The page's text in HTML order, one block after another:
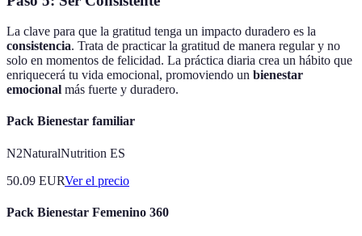
La clave para que la gratitud tenga un impacto duradero es la
consistencia. Trata de practicar la gratitud de manera regular y no
solo en momentos de felicidad. La práctica diaria crea un hábito que
enriquecerá tu vida emocional, promoviendo un bienestar
emocional más fuerte y duradero.
Pack Bienestar familiar
N2NaturalNutrition ES
50.09 EURVer el precio
Pack Bienestar Femenino 360